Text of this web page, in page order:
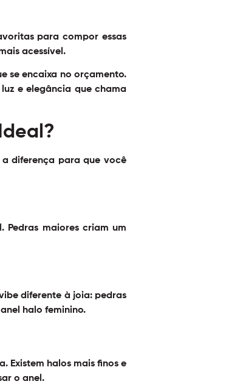
para compor essas
acessível.
se encaixa no orçamento.
e elegância que chama
a diferença para que você
maiores criam um
diferente à joia: pedras
halo feminino.
Existem halos mais finos e
o anel.